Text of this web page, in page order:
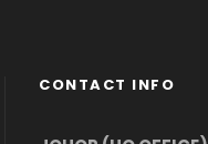
CONTACT INFO